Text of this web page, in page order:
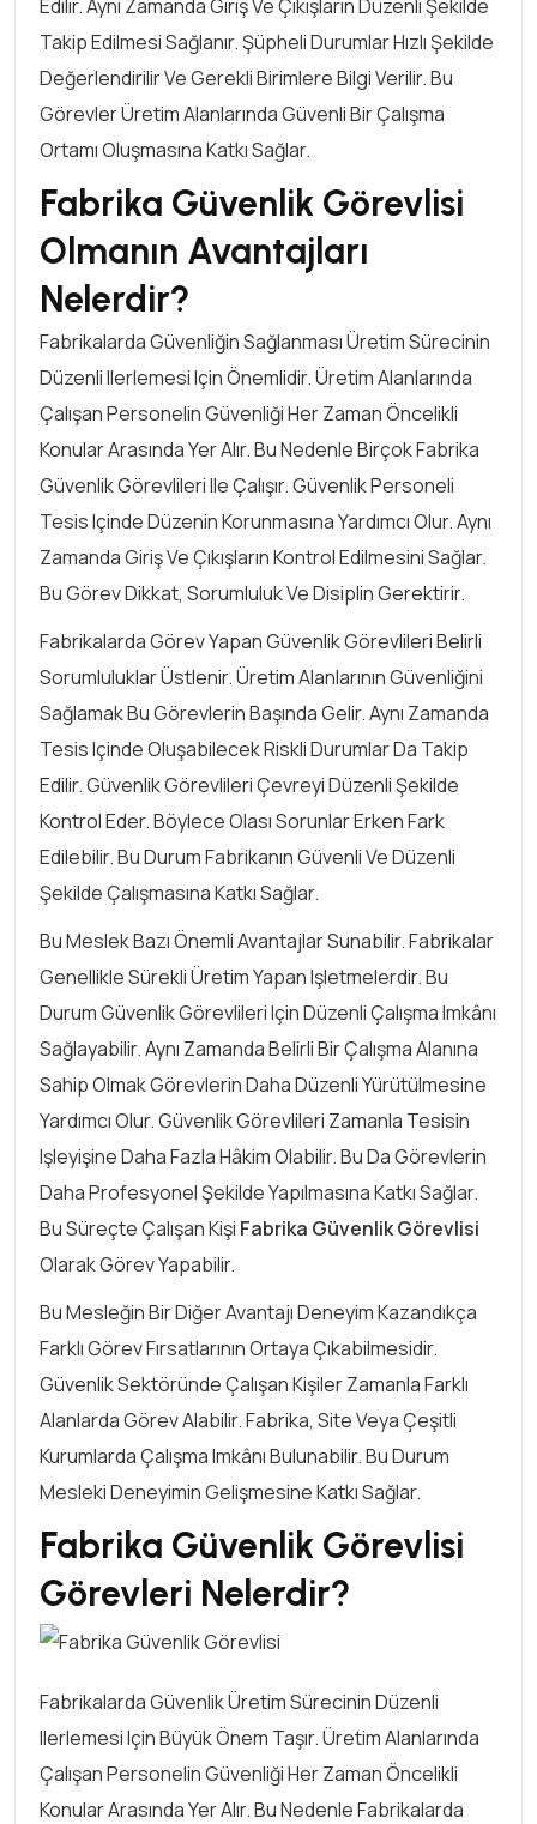
Edilir. Aynı Zamanda Giriş Ve Çıkışların Düzenli Şekilde
Takip Edilmesi Sağlanır. Şüpheli Durumlar Hızlı Şekilde
Değerlendirilir Ve Gerekli Birimlere Bilgi Verilir. Bu
Görevler Üretim Alanlarında Güvenli Bir Çalışma
Ortamı Oluşmasına Katkı Sağlar.
Fabrika Güvenlik Görevlisi
Olmanın Avantajları
Nelerdir?
Fabrikalarda Güvenliğin Sağlanması Üretim Sürecinin
Düzenli Ilerlemesi Için Önemlidir. Üretim Alanlarında
Çalışan Personelin Güvenliği Her Zaman Öncelikli
Konular Arasında Yer Alır. Bu Nedenle Birçok Fabrika
Güvenlik Görevlileri Ile Çalışır. Güvenlik Personeli
Tesis Içinde Düzenin Korunmasına Yardımcı Olur. Aynı
Zamanda Giriş Ve Çıkışların Kontrol Edilmesini Sağlar.
Bu Görev Dikkat, Sorumluluk Ve Disiplin Gerektirir.
Fabrikalarda Görev Yapan Güvenlik Görevlileri Belirli
Sorumluluklar Üstlenir. Üretim Alanlarının Güvenliğini
Sağlamak Bu Görevlerin Başında Gelir. Aynı Zamanda
Tesis Içinde Oluşabilecek Riskli Durumlar Da Takip
Edilir. Güvenlik Görevlileri Çevreyi Düzenli Şekilde
Kontrol Eder. Böylece Olası Sorunlar Erken Fark
Edilebilir. Bu Durum Fabrikanın Güvenli Ve Düzenli
Şekilde Çalışmasına Katkı Sağlar.
Bu Meslek Bazı Önemli Avantajlar Sunabilir. Fabrikalar
Genellikle Sürekli Üretim Yapan Işletmelerdir. Bu
Durum Güvenlik Görevlileri Için Düzenli Çalışma Imkânı
Sağlayabilir. Aynı Zamanda Belirli Bir Çalışma Alanına
Sahip Olmak Görevlerin Daha Düzenli Yürütülmesine
Yardımcı Olur. Güvenlik Görevlileri Zamanla Tesisin
Işleyişine Daha Fazla Hâkim Olabilir. Bu Da Görevlerin
Daha Profesyonel Şekilde Yapılmasına Katkı Sağlar.
Bu Süreçte Çalışan Kişi Fabrika Güvenlik Görevlisi
Olarak Görev Yapabilir.
Bu Mesleğin Bir Diğer Avantajı Deneyim Kazandıkça
Farklı Görev Fırsatlarının Ortaya Çıkabilmesidir.
Güvenlik Sektöründe Çalışan Kişiler Zamanla Farklı
Alanlarda Görev Alabilir. Fabrika, Site Veya Çeşitli
Kurumlarda Çalışma Imkânı Bulunabilir. Bu Durum
Mesleki Deneyimin Gelişmesine Katkı Sağlar.
Fabrika Güvenlik Görevlisi
Görevleri Nelerdir?
Fabrikalarda Güvenlik Üretim Sürecinin Düzenli
Ilerlemesi Için Büyük Önem Taşır. Üretim Alanlarında
Çalışan Personelin Güvenliği Her Zaman Öncelikli
Konular Arasında Yer Alır. Bu Nedenle Fabrikalarda